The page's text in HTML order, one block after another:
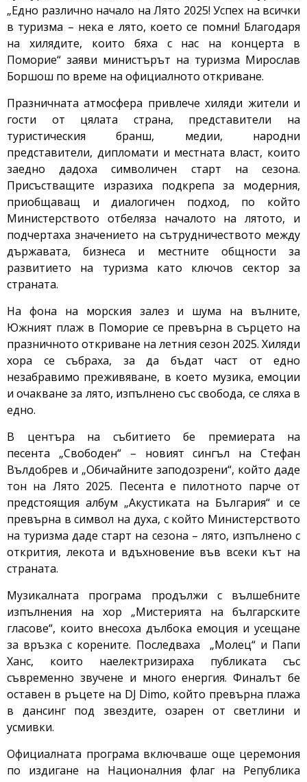
„Едно различно начало на Лято 2025! Успех на всички
в туризма – нека е лято, което се помни! Благодаря
на хилядите, които бяха с нас на концерта в
Поморие“ заяви министърът на туризма Мирослав
Боршош по време на официалното откриване.
Празничната атмосфера привлече хиляди жители и
гости от цялата страна, представители на
туристическия бранш, медии, народни
представители, дипломати и местната власт, които
заедно дадоха символичен старт на сезона.
Присъстващите изразиха подкрепа за модерния,
приобщаващ и диалогичен подход, по който
Министерството отбеляза началото на лятото, и
подчертаха значението на сътрудничеството между
държавата, бизнеса и местните общности за
развитието на туризма като ключов сектор за
страната.
На фона на морския залез и шума на вълните,
Южният плаж в Поморие се превърна в сърцето на
празничното откриване на летния сезон 2025. Хиляди
хора се събраха, за да бъдат част от едно
незабравимо преживяване, в което музика, емоции
и очакване за лято, изпълнено със свобода, се сляха в
едно.
В центъра на събитието бе премиерата на
песента „Свободен“ – новият сингъл на Стефан
Вълдобрев и „Обичайните заподозрени“, който даде
тон на Лято 2025. Песента е пилотното парче от
предстоящия албум „Акустиката на България“ и се
превърна в символ на духа, с който Министерството
на туризма даде старт на сезона – лято, изпълнено с
открития, лекота и вдъхновение във всеки кът на
страната.
Музикалната програма продължи с вълшебните
изпълнения на хор „Мистерията на българските
гласове“, които внесоха дълбока емоция и усещане
за връзка с корените. Последваха „Молец“ и Папи
Ханс, които наелектризираха публиката със
съвременно звучене и много енергия. Финалът бе
оставен в ръцете на DJ Dimo, който превърна плажа
в дансинг под звездите, озарен от светлини и
усмивки.
Официалната програма включваше още церемония
по издигане на Националния флаг на Република